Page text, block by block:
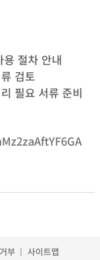
절차 안내
검토
필요 서류 준비
부 사이트맵